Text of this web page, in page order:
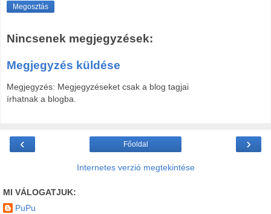
Megosztás
Nincsenek megjegyzések:
Megjegyzés küldése
Megjegyzés: Megjegyzéseket csak a blog tagjai
írhatnak a blogba.
‹ ›
Főoldal
Internetes verzió megtekintése
MI VÁLOGATJUK:
PuPu